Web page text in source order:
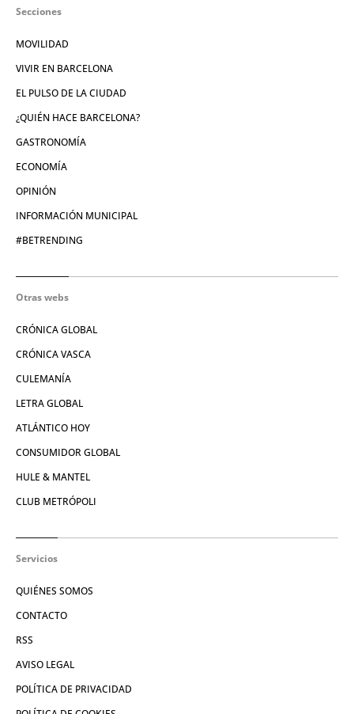
Secciones
MOVILIDAD
VIVIR EN BARCELONA
EL PULSO DE LA CIUDAD
¿QUIÉN HACE BARCELONA?
GASTRONOMÍA
ECONOMÍA
OPINIÓN
INFORMACIÓN MUNICIPAL
#BETRENDING
Otras webs
CRÓNICA GLOBAL
CRÓNICA VASCA
CULEMANÍA
LETRA GLOBAL
ATLÁNTICO HOY
CONSUMIDOR GLOBAL
HULE & MANTEL
CLUB METRÓPOLI
Servicios
QUIÉNES SOMOS
CONTACTO
RSS
AVISO LEGAL
POLÍTICA DE PRIVACIDAD